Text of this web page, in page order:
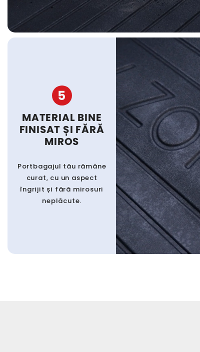
5
MATERIAL BINE
FINISAT ȘI FĂRĂ
MIROS
Portbagajul tău rămâne
curat, cu un aspect
îngrijit și fără mirosuri
neplăcute.